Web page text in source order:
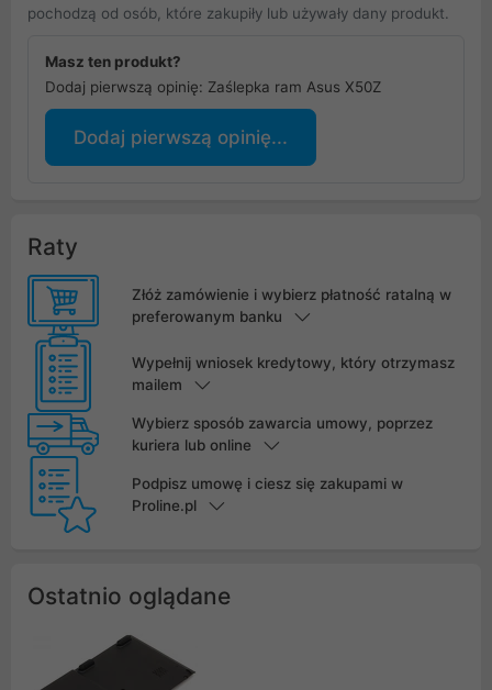
pochodzą od osób, które zakupiły lub używały dany produkt.
Masz ten produkt?
Dodaj pierwszą opinię: Zaślepka ram Asus X50Z
Dodaj pierwszą opinię...
Raty
Złóż zamówienie i wybierz płatność ratalną w
preferowanym banku
Wypełnij wniosek kredytowy, który otrzymasz
mailem
Wybierz sposób zawarcia umowy, poprzez
kuriera lub online
Podpisz umowę i ciesz się zakupami w
Proline.pl
Ostatnio oglądane